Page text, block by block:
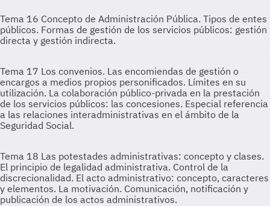
Tema 16 Concepto de Administración Pública. Tipos de entes
públicos. Formas de gestión de los servicios públicos: gestión
directa y gestión indirecta.
Tema 17 Los convenios. Las encomiendas de gestión o
encargos a medios propios personificados. Límites en su
utilización. La colaboración público-privada en la prestación
de los servicios públicos: las concesiones. Especial referencia
a las relaciones interadministrativas en el ámbito de la
Seguridad Social.
Tema 18 Las potestades administrativas: concepto y clases.
El principio de legalidad administrativa. Control de la
discrecionalidad. El acto administrativo: concepto, caracteres
y elementos. La motivación. Comunicación, notificación y
publicación de los actos administrativos.